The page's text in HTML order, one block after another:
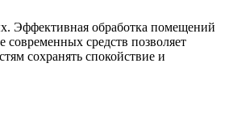
Эффективная обработка помещений
средств позволяет
сохранять спокойствие и